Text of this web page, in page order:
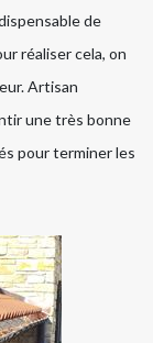
de
réaliser cela, on
Artisan
une très bonne
pour terminer les